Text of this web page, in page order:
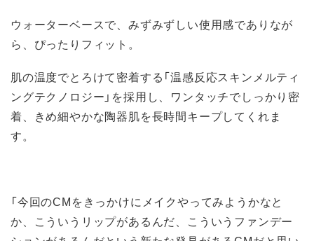
ウォーターベースで、みずみずしい使用感でありなが
ら、ぴったりフィット。
肌の温度でとろけて密着する「温感反応スキンメルティ
ングテクノロジー」を採用し、ワンタッチでしっかり密
着、きめ細やかな陶器肌を長時間キープしてくれま
す。
「今回のCMをきっかけにメイクやってみようかなと
か、こういうリップがあるんだ、こういうファンデー